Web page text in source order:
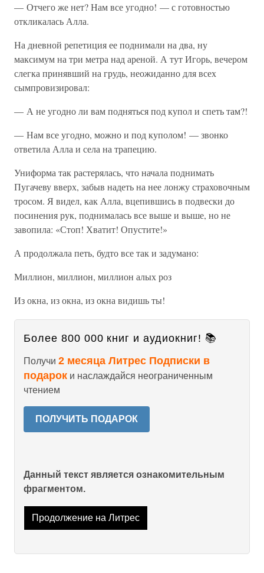
— Отчего же нет? Нам все угодно! — с готовностью
откликалась Алла.
На дневной репетиция ее поднимали на два, ну
максимум на три метра над ареной. А тут Игорь, вечером
слегка принявший на грудь, неожиданно для всех
сымпровизировал:
— А не угодно ли вам подняться под купол и спеть там?!
— Нам все угодно, можно и под куполом! — звонко
ответила Алла и села на трапецию.
Униформа так растерялась, что начала поднимать
Пугачеву вверх, забыв надеть на нее лонжу страховочным
тросом. Я видел, как Алла, вцепившись в подвески до
посинения рук, поднималась все выше и выше, но не
завопила: «Стоп! Хватит! Опустите!»
А продолжала петь, будто все так и задумано:
Миллион, миллион, миллион алых роз
Из окна, из окна, из окна видишь ты!
Более 800 000 книг и аудиокниг! 📚
Получи 2 месяца Литрес Подписки в
подарок и наслаждайся неограниченным
чтением
ПОЛУЧИТЬ ПОДАРОК
Данный текст является ознакомительным
фрагментом.
Продолжение на Литрес